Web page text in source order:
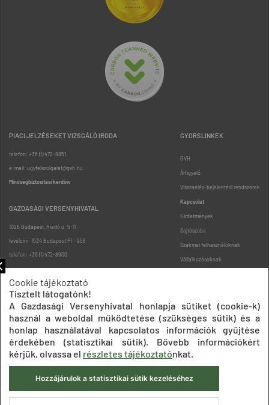
PIACI JELZÉSEKET VIZSGÁLÓ IRODA
telefon: +36 (1) 472-8851
e-mail: ugyfelszolgalat@gvh.hu
Minőségbiztosítási kérdőív
GAZDASÁGI VERSENYHIVATAL
1026 Budapest, Riadó u. 5-11.
levélcím: 1534 Budapest Pf.: 958
telefon: +36 (1) 472-8900
GYORSLINKEK
GVH
Árfigyelő
Visszaélés-bejelentési rendszerek
Kapcsolat
Hirdetmények
Sajtószoba
Szakmai felhasználóknak
Vállalkozásoknak
Oldaltérkép
Impresszum Adatkezelési tájékoztatók
Akadálymentesítési nyilatkozat
Közadatkereső
Süti beállítások ÁSZF
Cookie tájékoztató
Tisztelt látogatónk!
A Gazdasági Versenyhivatal honlapja sütiket (cookie-k)
használ a weboldal működtetése (szükséges sütik) és a
honlap használatával kapcsolatos információk gyűjtése
érdekében (statisztikai sütik). Bővebb információkért
kérjük, olvassa el részletes tájékoztatónkat.
Hozzájárulok a statisztikai sütik kezeléséhez